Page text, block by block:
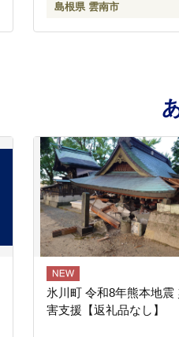
[AIAB013]
島根県 雲南市
氷川町 令和8年熊本地震
害支援【返礼品なし】